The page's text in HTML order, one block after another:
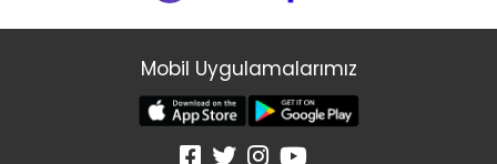
Mobil Uygulamalarımız